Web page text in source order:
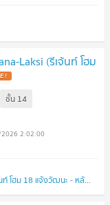
Laksi (รีเจ้นท์ โฮม
!
ชั้น 14
2:02:00
Regent home 18 chaengwattana - laksi (รีเจ้นท์ โฮม 18 แจ้งวัฒนะ - หลักสี่)